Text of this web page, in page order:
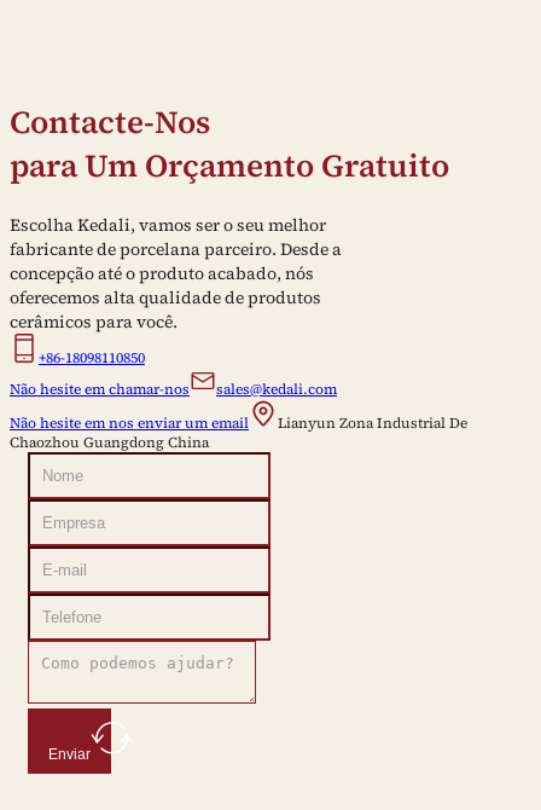
Contacte-Nos
para Um Orçamento Gratuito
Escolha Kedali, vamos ser o seu melhor
fabricante de porcelana parceiro. Desde a
concepção até o produto acabado, nós
oferecemos alta qualidade de produtos
cerâmicos para você.
+86-18098110850
Não hesite em chamar-nos
sales@kedali.com
Não hesite em nos enviar um email
Lianyun Zona Industrial De
Chaozhou Guangdong China
Enviar